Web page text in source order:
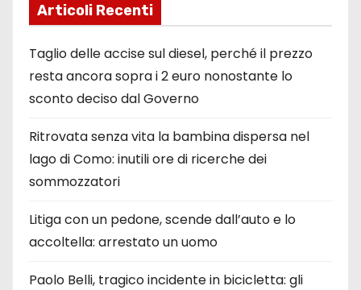
Articoli Recenti
Taglio delle accise sul diesel, perché il prezzo
resta ancora sopra i 2 euro nonostante lo
sconto deciso dal Governo
Ritrovata senza vita la bambina dispersa nel
lago di Como: inutili ore di ricerche dei
sommozzatori
Litiga con un pedone, scende dall’auto e lo
accoltella: arrestato un uomo
Paolo Belli, tragico incidente in bicicletta: gli